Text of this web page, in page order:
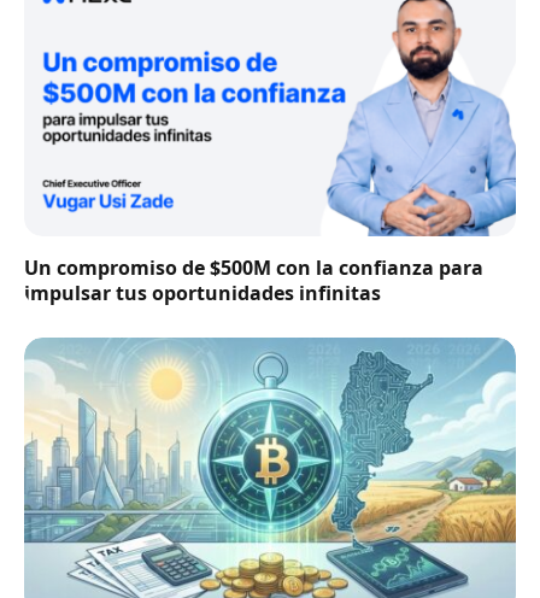
Un compromiso de $500M con la confianza para
impulsar tus oportunidades infinitas